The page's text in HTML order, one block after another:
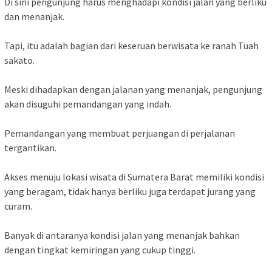
dan menanjak.
Tapi, itu adalah bagian dari keseruan berwisata ke ranah Tuah
sakato.
Meski dihadapkan dengan jalanan yang menanjak, pengunjung
akan disuguhi pemandangan yang indah.
Pemandangan yang membuat perjuangan di perjalanan
tergantikan.
Akses menuju lokasi wisata di Sumatera Barat memiliki kondisi
yang beragam, tidak hanya berliku juga terdapat jurang yang
curam.
Banyak di antaranya kondisi jalan yang menanjak bahkan
dengan tingkat kemiringan yang cukup tinggi.